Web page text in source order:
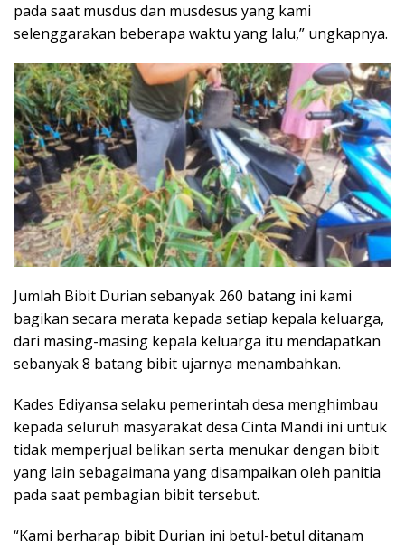
pada saat musdus dan musdesus yang kami
selenggarakan beberapa waktu yang lalu,” ungkapnya.
Jumlah Bibit Durian sebanyak 260 batang ini kami
bagikan secara merata kepada setiap kepala keluarga,
dari masing-masing kepala keluarga itu mendapatkan
sebanyak 8 batang bibit ujarnya menambahkan.
Kades Ediyansa selaku pemerintah desa menghimbau
kepada seluruh masyarakat desa Cinta Mandi ini untuk
tidak memperjual belikan serta menukar dengan bibit
yang lain sebagaimana yang disampaikan oleh panitia
pada saat pembagian bibit tersebut.
“Kami berharap bibit Durian ini betul-betul ditanam